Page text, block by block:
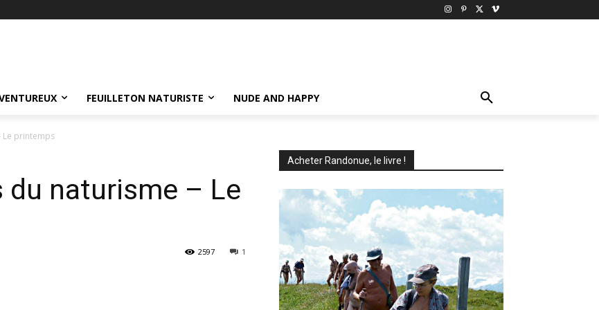
FEUILLETON NATURISTE NUDE AND HAPPY
Le printemps
du naturisme – Le
1
2597
Acheter Randonue, le livre !